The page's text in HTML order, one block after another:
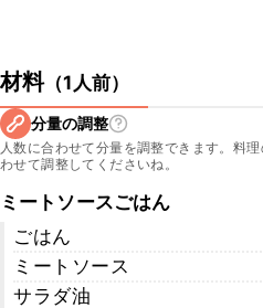
材料（1人前）
分量の調整
人数に合わせて分量を調整できます。料
わせて調整してくださいね。
ミートソースごはん
ごはん
ミートソース
サラダ油